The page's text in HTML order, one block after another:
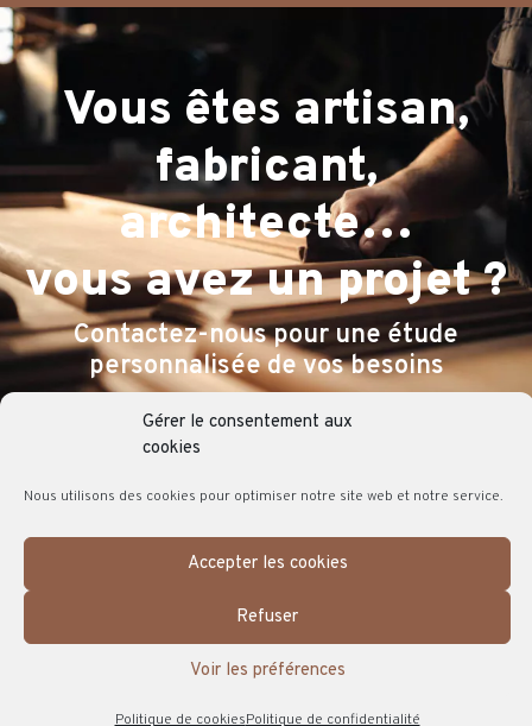
Gérer le consentement aux
cookies
Nous utilisons des cookies pour optimiser notre site web et notre service.
Accepter les cookies
Refuser
Voir les préférences
Politique de cookiesPolitique de confidentialité
Vous êtes artisan,
fabricant,
architecte…
vous avez un projet ?
Contactez-nous pour une étude
personnalisée de vos besoins
MENTIONS LÉGALES
POLITIQUE DE CONFIDENTIALITÉ
POLITIQUE DE COOKIES (UE)